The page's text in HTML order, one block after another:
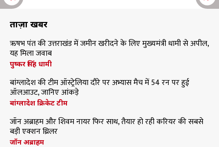
ताज़ा खबरें
ऋषभ पंत की उत्तराखंड में जमीन खरीदने के लिए मुख्यमंत्री धामी से अपील,
यह मिला जवाब
पुष्कर सिंह धामी
बांग्लादेश की टीम ऑस्ट्रेलिया दौरे पर अभ्यास मैच में 54 रन पर हुई
ऑलआउट, जानिए आंकड़े
बांग्लादेश क्रिकेट टीम
जॉन अब्राहम और शिवम नायर फिर साथ, तैयार हो रही करियर की सबसे
बड़ी एक्शन थ्रिलर
जॉन अब्राहम